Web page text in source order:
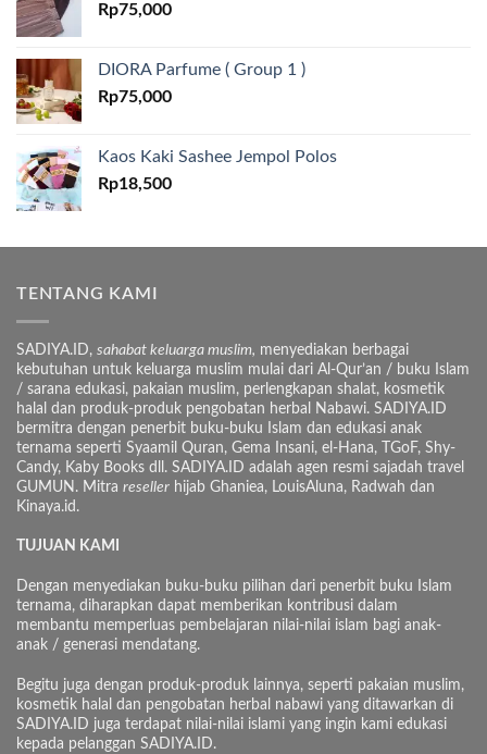
Rp75,000
DIORA Parfume ( Group 1 )
Rp75,000
Kaos Kaki Sashee Jempol Polos
Rp18,500
TENTANG KAMI
SADIYA.ID, sahabat keluarga muslim, menyediakan berbagai
kebutuhan untuk keluarga muslim mulai dari Al-Qur’an / buku Islam
/ sarana edukasi, pakaian muslim, perlengkapan shalat, kosmetik
halal dan produk-produk pengobatan herbal Nabawi. SADIYA.ID
bermitra dengan penerbit buku-buku Islam dan edukasi anak
ternama seperti Syaamil Quran, Gema Insani, el-Hana, TGoF, Shy-
Candy, Kaby Books dll. SADIYA.ID adalah agen resmi sajadah travel
GUMUN. Mitra reseller hijab Ghaniea, LouisAluna, Radwah dan
Kinaya.id.
TUJUAN KAMI
Dengan menyediakan buku-buku pilihan dari penerbit buku Islam
ternama, diharapkan dapat memberikan kontribusi dalam
membantu memperluas pembelajaran nilai-nilai islam bagi anak-
anak / generasi mendatang.
Begitu juga dengan produk-produk lainnya, seperti pakaian muslim,
kosmetik halal dan pengobatan herbal nabawi yang ditawarkan di
SADIYA.ID juga terdapat nilai-nilai islami yang ingin kami edukasi
kepada pelanggan SADIYA.ID.